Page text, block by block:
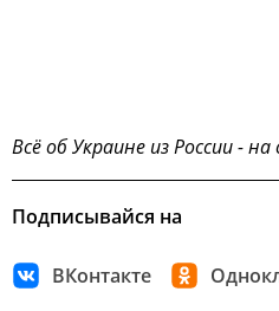
Всё об Украине из России -
Подписывайся на
ВКонтакте